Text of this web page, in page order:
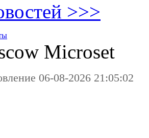
>>>
Microset
06-08-2026 21:05:02